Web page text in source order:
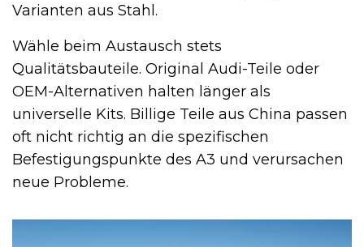
Varianten aus Stahl.
Wähle beim Austausch stets
Qualitätsbauteile. Original Audi-Teile oder
OEM-Alternativen halten länger als
universelle Kits. Billige Teile aus China passen
oft nicht richtig an die spezifischen
Befestigungspunkte des A3 und verursachen
neue Probleme.